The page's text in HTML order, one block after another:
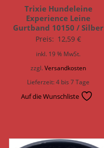
Trixie Hundeleine
Experience Leine
Gurtband 10150 / Silber
Preis: 12,59€
inkl. 19 % MwSt.
zzgl.Versandkosten
Lieferzeit:4 bis 7 Tage
Auf die Wunschliste